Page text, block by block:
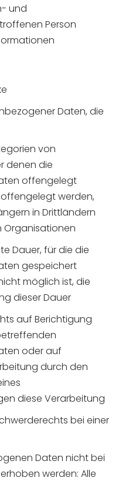
und
Person
Daten, die
von
denen die
offengelegt
werden,
in Drittländern
Organisationen
Dauer, für die die
gespeichert
möglich ist, die
dieser Dauer
auf Berichtigung
oder auf
durch den
diese Verarbeitung
bei einer
Daten nicht bei
werden: Alle